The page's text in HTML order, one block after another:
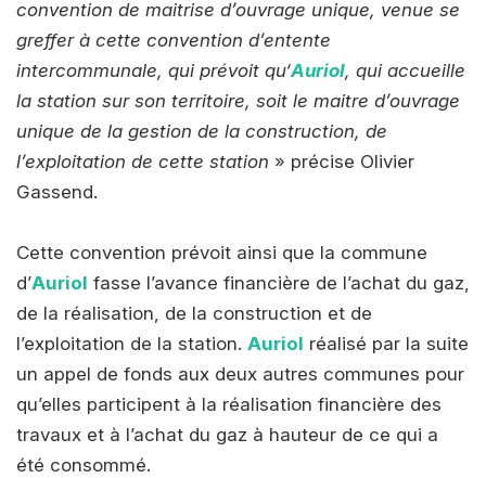
convention de maitrise d’ouvrage unique, venue se
greffer à cette convention d’entente
intercommunale, qui prévoit qu‘Auriol, qui accueille
la station sur son territoire, soit le maitre d’ouvrage
unique de la gestion de la construction, de
l’exploitation de cette station » précise Olivier
Gassend.
Cette convention prévoit ainsi que la commune
d’Auriol fasse l’avance financière de l’achat du gaz,
de la réalisation, de la construction et de
l’exploitation de la station. Auriol réalisé par la suite
un appel de fonds aux deux autres communes pour
qu’elles participent à la réalisation financière des
travaux et à l’achat du gaz à hauteur de ce qui a
été consommé.